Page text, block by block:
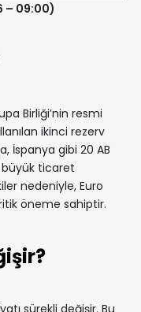
– 09:00)
Birliği’nin resmi
ikinci rezerv
İspanya gibi 20 AB
büyük ticaret
nedeniyle, Euro
öneme sahiptir.
sürekli değişir. Bu